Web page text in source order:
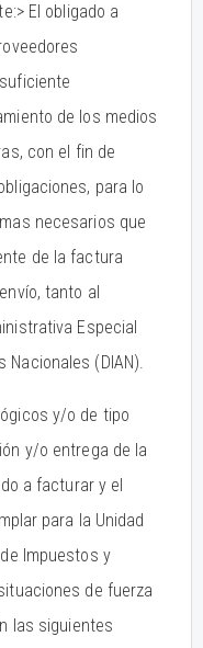
El obligado a
de los medios
con el fin de
para lo
necesarios que
de la factura
tanto al
Especial
Nacionales (DIAN).
y/o de tipo
y/o entrega de la
a facturar y el
para la Unidad
Impuestos y
de fuerza
las siguientes